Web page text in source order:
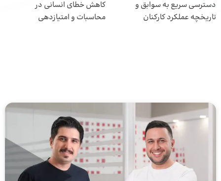
دسترسی سریع به سوابق و
تاریخچه عملکرد کارکنان
کاهش خطای انسانی در
محاسبات و امتیازدهی